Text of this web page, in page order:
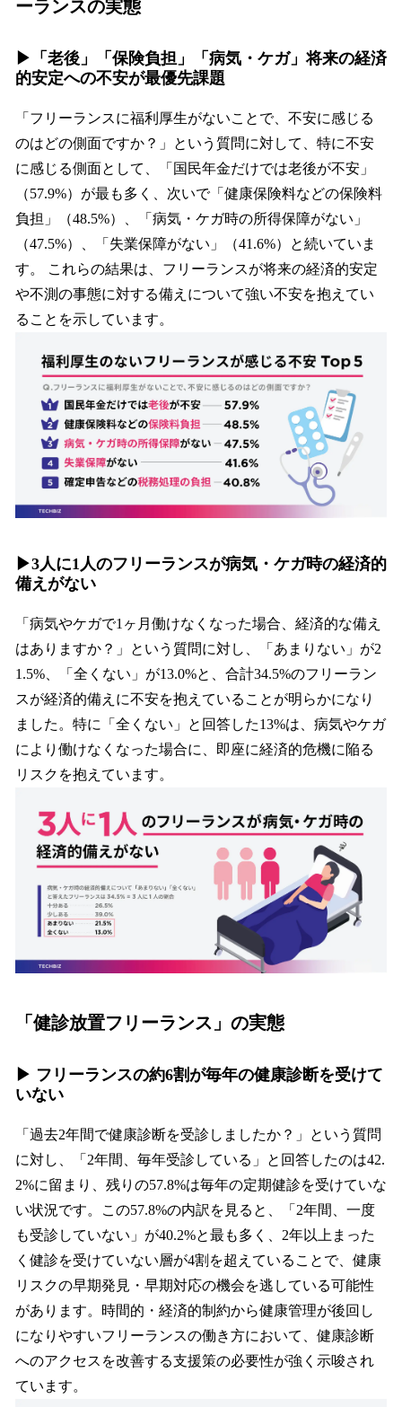
ーランスの実態
▶︎「老後」「保険負担」「病気・ケガ」将来の経済
的安定への不安が最優先課題
「フリーランスに福利厚生がないことで、不安に感じる
のはどの側面ですか？」という質問に対して、特に不安
に感じる側面として、「国民年金だけでは老後が不安」
（57.9%）が最も多く、次いで「健康保険料などの保険料
負担」（48.5%）、「病気・ケガ時の所得保障がない」
（47.5%）、「失業保障がない」（41.6%）と続いていま
す。 これらの結果は、フリーランスが将来の経済的安定
や不測の事態に対する備えについて強い不安を抱えてい
ることを示しています。
▶︎​​3人に1人のフリーランスが病気・ケガ時の経済的
備えがない
「病気やケガで1ヶ月働けなくなった場合、経済的な備え
はありますか？」という質問に対し、「あまりない」が2
1.5%、「全くない」が13.0%と、合計34.5%のフリーラン
スが経済的備えに不安を抱えていることが明らかになり
ました。特に「全くない」と回答した13%は、病気やケガ
により働けなくなった場合に、即座に経済的危機に陥る
リスクを抱えています。
「健診放置フリーランス」の実態
▶︎ フリーランスの約6割が毎年の健康診断を受けて
いない
「過去2年間で健康診断を受診しましたか？」という質問
に対し、「2年間、毎年受診している」と回答したのは42.
2%に留まり、残りの57.8%は毎年の定期健診を受けていな
い状況です。この57.8%の内訳を見ると、「2年間、一度
も受診していない」が40.2%と最も多く、2年以上まった
く健診を受けていない層が4割を超えていることで、健康
リスクの早期発見・早期対応の機会を逃している可能性
があります。時間的・経済的制約から健康管理が後回し
になりやすいフリーランスの働き方において、健康診断
へのアクセスを改善する支援策の必要性が強く示唆され
ています。